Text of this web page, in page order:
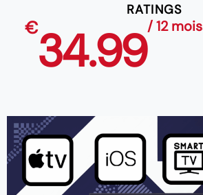
RATINGS
€34.99/ 12 mois